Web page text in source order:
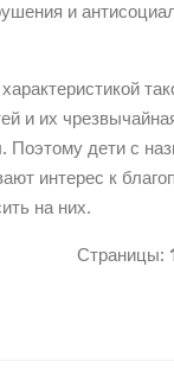
и
и их
Поэтому дети с
интерес к
на них.
Страницы: